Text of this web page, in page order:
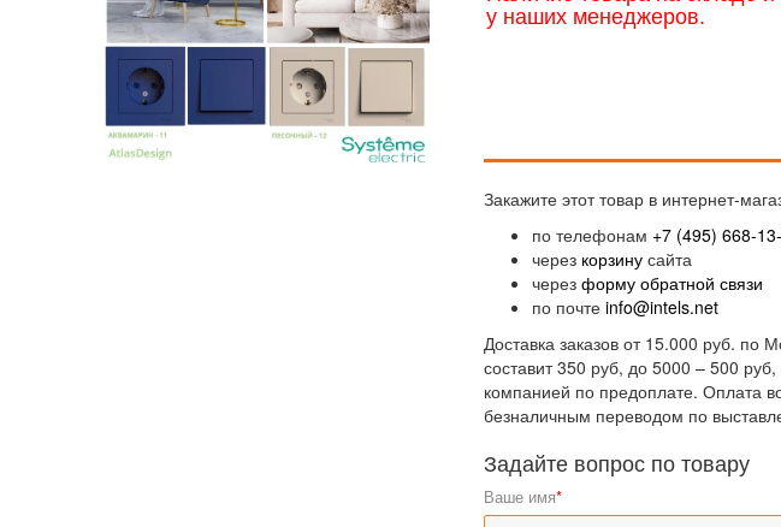
у наших менеджеров.
Закажите этот товар в интернет-
по телефонам +7 (495) 668-
через корзину сайта
через форму обратной связи
по почте info@intels.net
Доставка заказов от 15.000 руб. по
составит 350 руб, до 5000 – 500
компанией по предоплате. Оплата
безналичным переводом по
Задайте вопрос по товару
Ваше имя*